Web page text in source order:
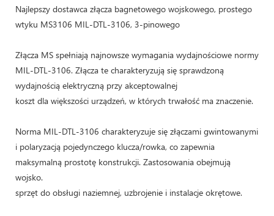
Najlepszy dostawca złącza bagnetowego wojskowego, prostego
wtyku MS3106 MIL-DTL-3106, 3-pinowego
Złącza MS spełniają najnowsze wymagania wydajnościowe normy
MIL-DTL-3106. Złącza te charakteryzują się sprawdzoną
wydajnością elektryczną przy akceptowalnej
koszt dla większości urządzeń, w których trwałość ma znaczenie.
Norma MIL-DTL-3106 charakteryzuje się złączami gwintowanymi
i polaryzacją pojedynczego klucza/rowka, co zapewnia
maksymalną prostotę konstrukcji. Zastosowania obejmują
wojsko.
sprzęt do obsługi naziemnej, uzbrojenie i instalacje okrętowe.